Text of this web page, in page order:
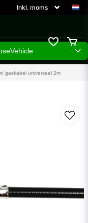
gaskabel universeel 2m